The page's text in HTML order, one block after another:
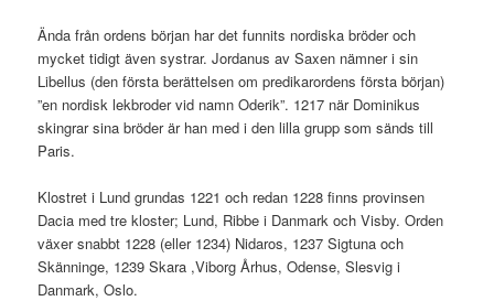
Ända från ordens början har det funnits nordiska bröder och
mycket tidigt även systrar. Jordanus av Saxen nämner i sin
Libellus (den första berättelsen om predikarordens första början)
”en nordisk lekbroder vid namn Oderik”. 1217 när Dominikus
skingrar sina bröder är han med i den lilla grupp som sänds till
Paris.
Klostret i Lund grundas 1221 och redan 1228 finns provinsen
Dacia med tre kloster; Lund, Ribbe i Danmark och Visby. Orden
växer snabbt 1228 (eller 1234) Nidaros, 1237 Sigtuna och
Skänninge, 1239 Skara ,Viborg Århus, Odense, Slesvig i
Danmark, Oslo.